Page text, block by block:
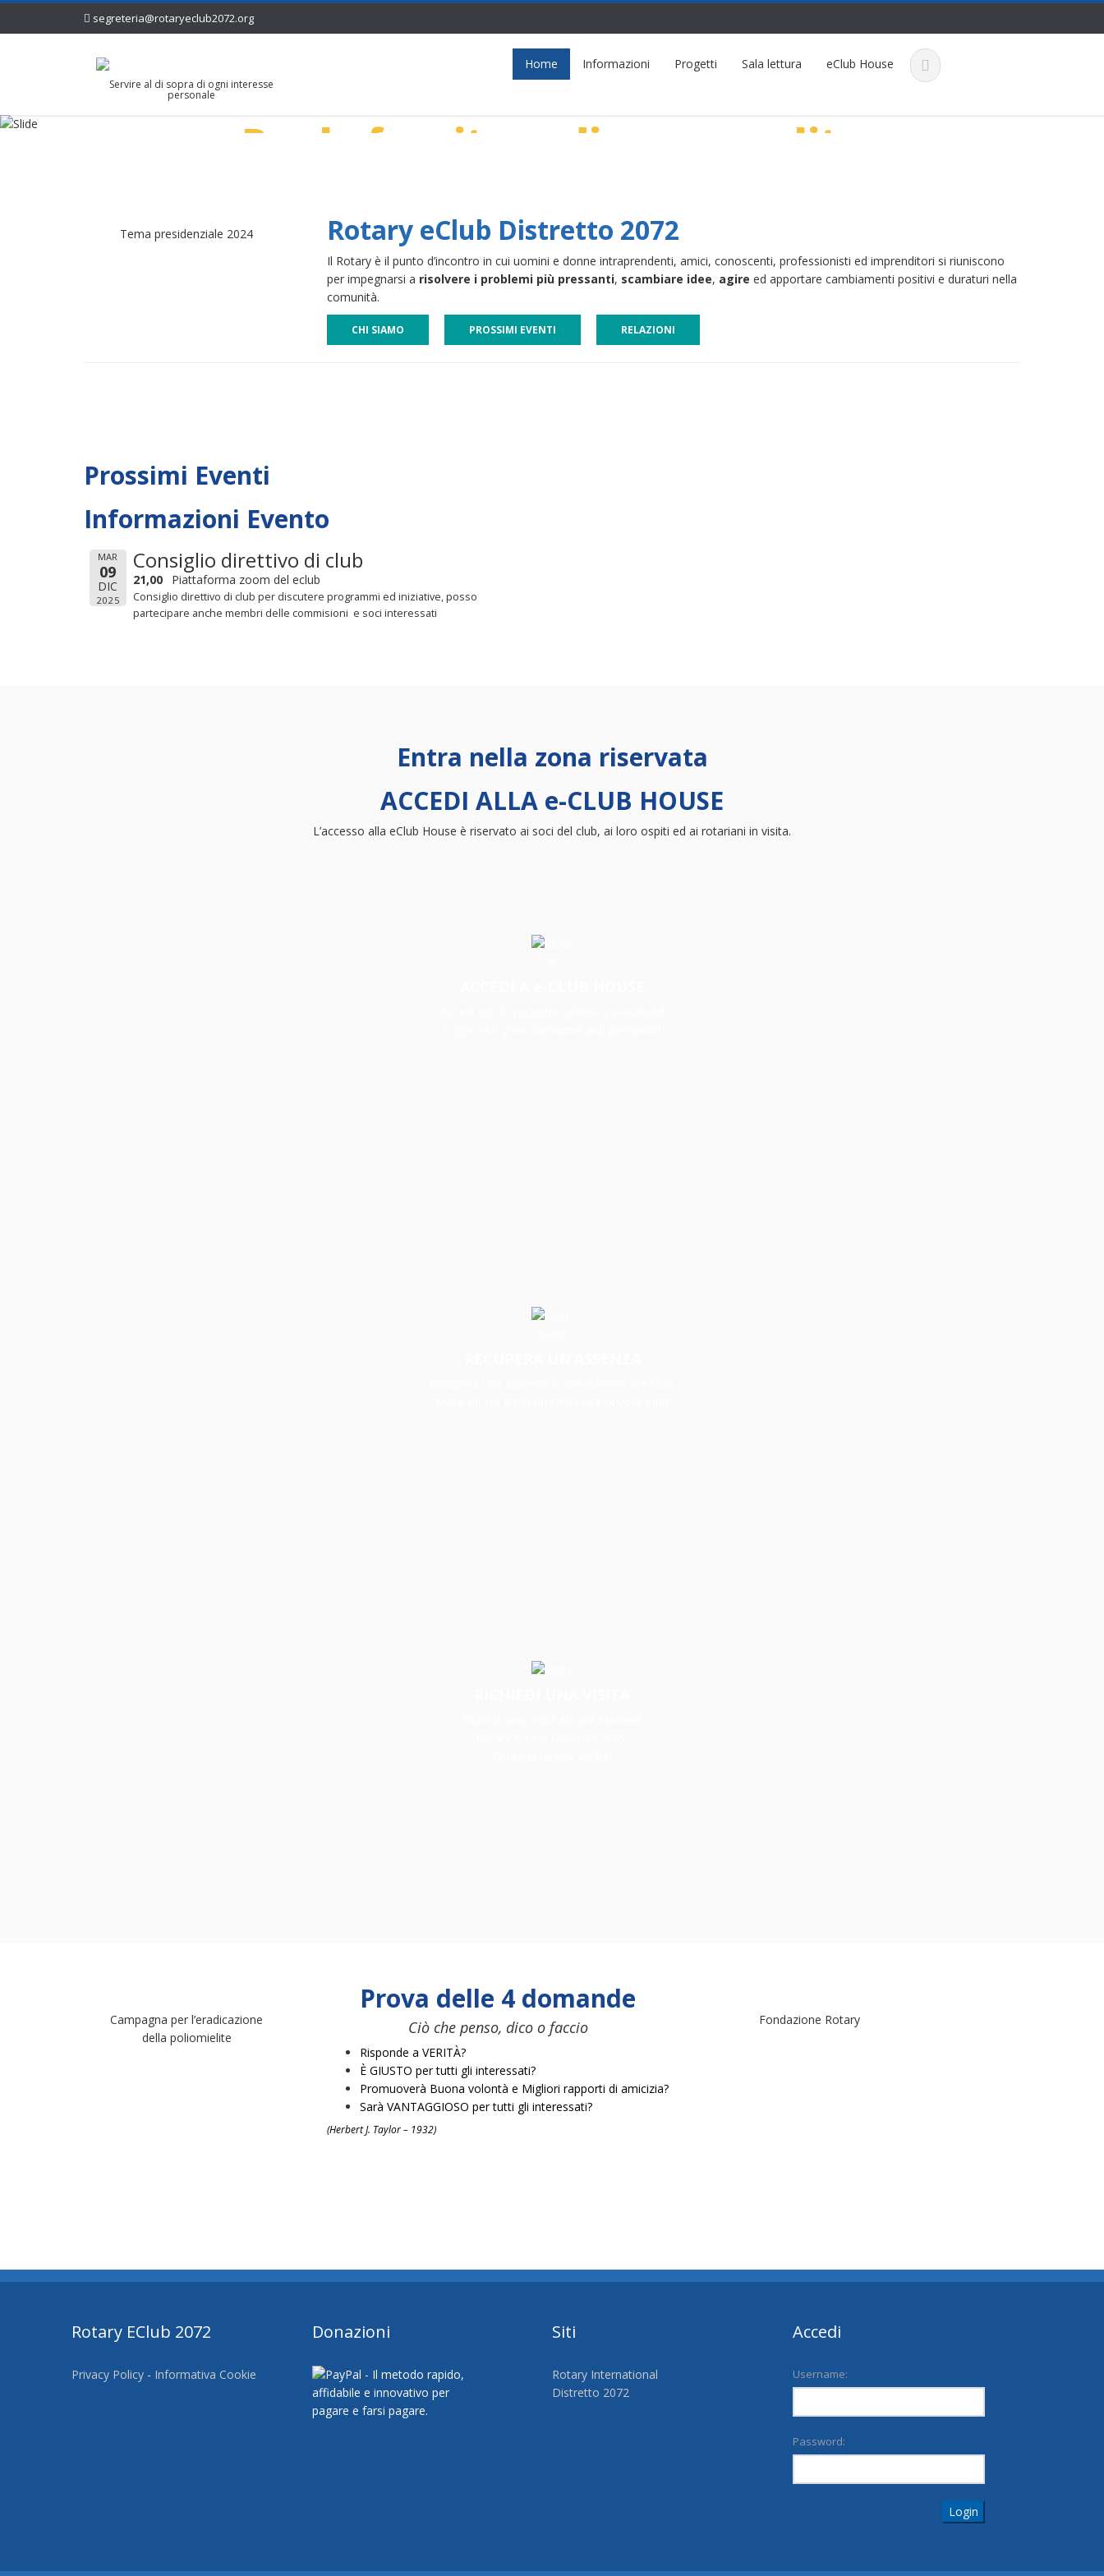
segreteria@rotaryeclub2072.org
Servire al di sopra di ogni interesse
personale
Home Informazioni Progetti Sala lettura eClub House
Per la fornitura di acqua pulita
Tema presidenziale 2024 Rotary eClub Distretto 2072
Il Rotary è il punto d’incontro in cui uomini e donne intraprendenti, amici, conoscenti, professionisti ed imprenditori si riuniscono
per impegnarsi a risolvere i problemi più pressanti, scambiare idee, agire ed apportare cambiamenti positivi e duraturi nella
comunità.
CHI SIAMO PROSSIMI EVENTI RELAZIONI
Prossimi Eventi
Informazioni Evento
MAR
09
DIC
2025
Consiglio direttivo di club
21,00 Piattaforma zoom del eclub
Consiglio direttivo di club per discutere programmi ed iniziative, posso
partecipare anche membri delle commisioni e soci interessati
Entra nella zona riservata
ACCEDI ALLA e-CLUB HOUSE
L’accesso alla eClub House è riservato ai soci del club, ai loro ospiti ed ai rotariani in visita.
Campagna per l’eradicazione
della poliomielite
Prova delle 4 domande
Ciò che penso, dico o faccio
Risponde a VERITÀ?
È GIUSTO per tutti gli interessati?
Promuoverà Buona volontà e Migliori rapporti di amicizia?
Sarà VANTAGGIOSO per tutti gli interessati?
(Herbert J. Taylor – 1932)
Fondazione Rotary
Rotary EClub 2072
Privacy Policy - Informativa Cookie
Donazioni Siti
Rotary International
Distretto 2072
Accedi
Username:
Password:
Login